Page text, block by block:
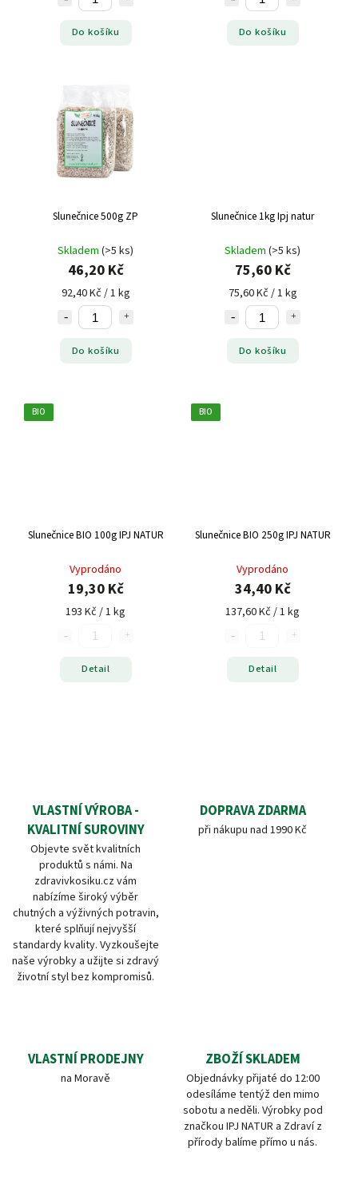
Do košíku Do košíku
Slunečnice 500g ZP
Skladem (>5 ks)
46,20 Kč
92,40 Kč / 1 kg
Do košíku
Slunečnice 1kg Ipj natur
Skladem (>5 ks)
75,60 Kč
75,60 Kč / 1 kg
Do košíku
BIO
Slunečnice BIO 100g IPJ NATUR
Vyprodáno
19,30 Kč
193 Kč / 1 kg
Detail
BIO
Slunečnice BIO 250g IPJ NATUR
Vyprodáno
34,40 Kč
137,60 Kč / 1 kg
Detail
VLASTNÍ VÝROBA -
KVALITNÍ SUROVINY
Objevte svět kvalitních
produktů s námi. Na
zdravivkosiku.cz vám
nabízíme široký výběr
chutných a výživných potravin,
které splňují nejvyšší
standardy kvality. Vyzkoušejte
naše výrobky a užijte si zdravý
životní styl bez kompromisů.
DOPRAVA ZDARMA
při nákupu nad 1990 Kč
VLASTNÍ PRODEJNY
na Moravě
ZBOŽÍ SKLADEM
Objednávky přijaté do 12:00
odesíláme tentýž den mimo
sobotu a neděli. Výrobky pod
značkou IPJ NATUR a Zdraví z
přírody balíme přímo u nás.